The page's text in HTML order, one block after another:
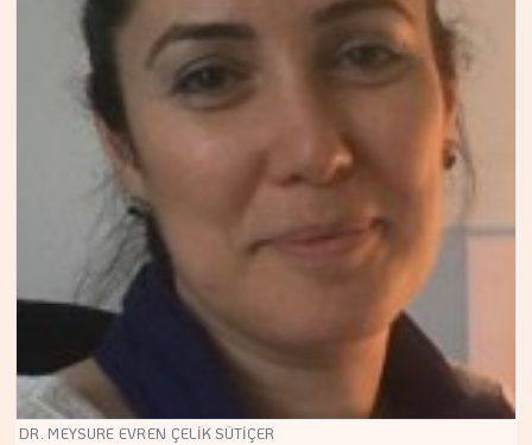
DR. MEYSURE EVREN ÇELİK SÜTİÇER